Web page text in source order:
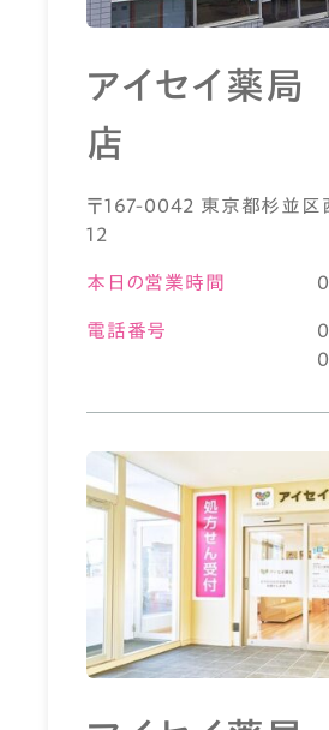
アイセイ薬
店
〒167-0042 東京都杉並区
12
本日の営業時間
電話番号